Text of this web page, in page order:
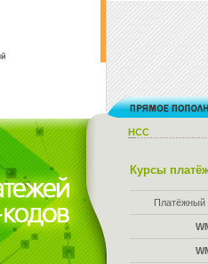
НСС
Курсы
Платёжный